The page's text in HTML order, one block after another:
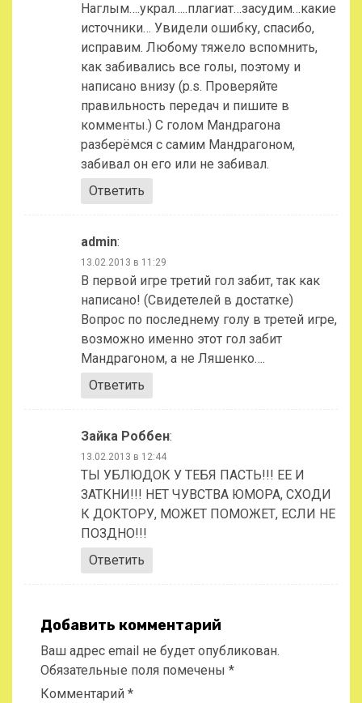
Наглым….украл…..плагиат…засудим…какие
источники… Увидели ошибку, спасибо,
исправим. Любому тяжело вспомнить,
как забивались все голы, поэтому и
написано внизу (p.s. Проверяйте
правильность передач и пишите в
комменты.) С голом Мандрагона
разберёмся с самим Мандрагоном,
забивал он его или не забивал.
Ответить
admin:
13.02.2013 в 11:29
В первой игре третий гол забит, так как
написано! (Свидетелей в достатке)
Вопрос по последнему голу в третей игре,
возможно именно этот гол забит
Мандрагоном, а не Ляшенко….
Ответить
Зайка Роббен:
13.02.2013 в 12:44
ТЫ УБЛЮДОК У ТЕБЯ ПАСТЬ!!! ЕЕ И
ЗАТКНИ!!! НЕТ ЧУВСТВА ЮМОРА, СХОДИ
К ДОКТОРУ, МОЖЕТ ПОМОЖЕТ, ЕСЛИ НЕ
ПОЗДНО!!!
Ответить
Добавить комментарий
Ваш адрес email не будет опубликован.
Обязательные поля помечены *
Комментарий *